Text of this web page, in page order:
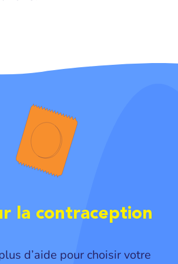
la contraception
d’aide pour choisir votre